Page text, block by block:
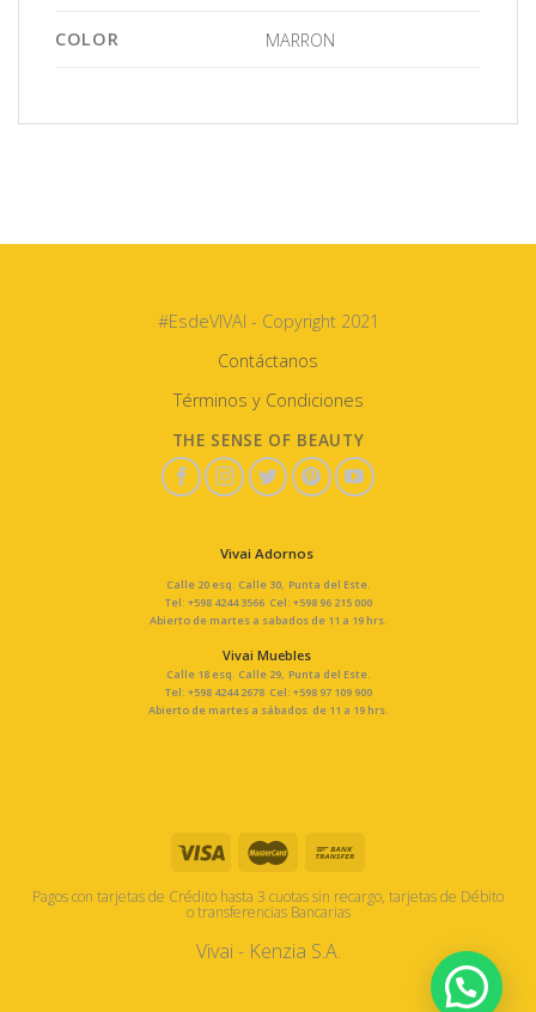
COLOR MARRON
#EsdeVIVAI - Copyright 2021
Contáctanos
Términos y Condiciones
THE SENSE OF BEAUTY
Vivai Adornos
Calle 20 esq. Calle 30, Punta del Este.
Tel: +598 4244 3566 Cel: +598 96 215 000
Abierto de martes a sabados de 11 a 19 hrs.
Vivai Muebles
Calle 18 esq. Calle 29, Punta del Este.
Tel: +598 4244 2678 Cel: +598 97 109 900
Abierto de martes a sábados de 11 a 19 hrs.
Pagos con tarjetas de Crédito hasta 3 cuotas sin recargo, tarjetas de Débito
o transferencias Bancarias
Vivai - Kenzia S.A.